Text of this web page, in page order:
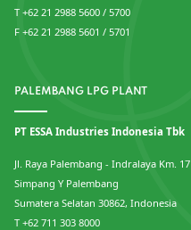
T +62 21 2988 5600 / 5700
F +62 21 2988 5601 / 5701
PALEMBANG LPG PLANT
PT ESSA Industries Indonesia Tbk
Jl. Raya Palembang - Indralaya Km. 17
Simpang Y Palembang
Sumatera Selatan 30862, Indonesia
T +62 711 303 8000